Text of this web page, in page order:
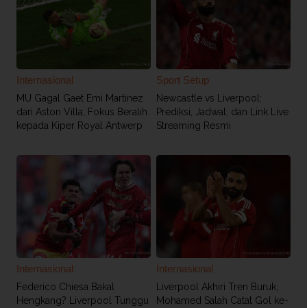
Internasional
MU Gagal Gaet Emi Martinez
dari Aston Villa, Fokus Beralih
kepada Kiper Royal Antwerp
Sport Setup
Newcastle vs Liverpool:
Prediksi, Jadwal, dan Link Live
Streaming Resmi
Internasional
Federico Chiesa Bakal
Hengkang? Liverpool Tunggu
Internasional
Liverpool Akhiri Tren Buruk,
Mohamed Salah Catat Gol ke-